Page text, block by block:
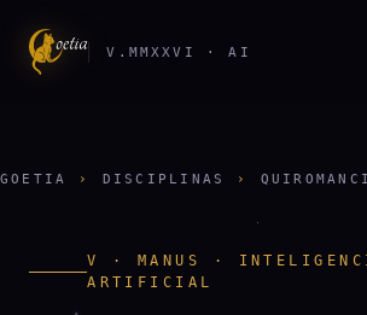
V.MMXXVI · AI
GOETIA › DISCIPLINAS ›
V · MANUS ·
ARTIFICIAL